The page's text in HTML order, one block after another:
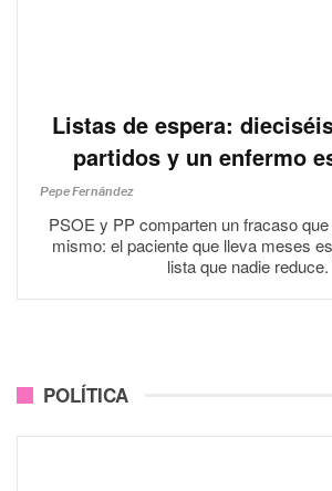
Listas de espera:
partidos y un enfermo
Pepe Fernández
PSOE y PP comparten un fracaso
mismo: el paciente que lleva meses
lista que nadie reduce.
POLÍTICA